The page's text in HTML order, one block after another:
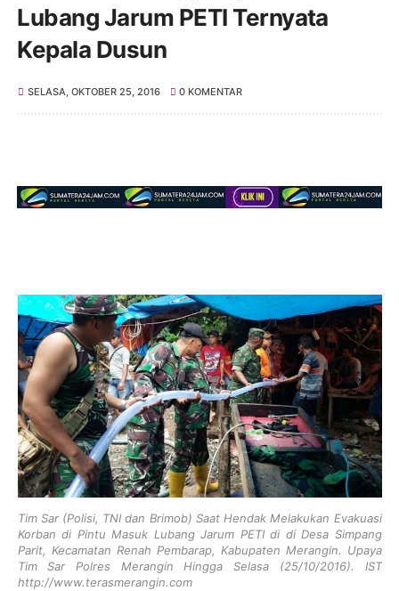
Lubang Jarum PETI Ternyata
Kepala Dusun
SELASA, OKTOBER 25, 2016 0 KOMENTAR
Tim Sar (Polisi, TNI dan Brimob) Saat Hendak Melakukan Evakuasi
Korban di Pintu Masuk Lubang Jarum PETI di di Desa Simpang
Parit, Kecamatan Renah Pembarap, Kabupaten Merangin. Upaya
Tim Sar Polres Merangin Hingga Selasa (25/10/2016). IST
http://www.terasmerangin.com